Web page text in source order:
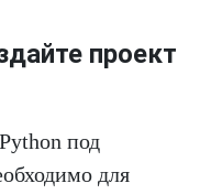
проект
под
для